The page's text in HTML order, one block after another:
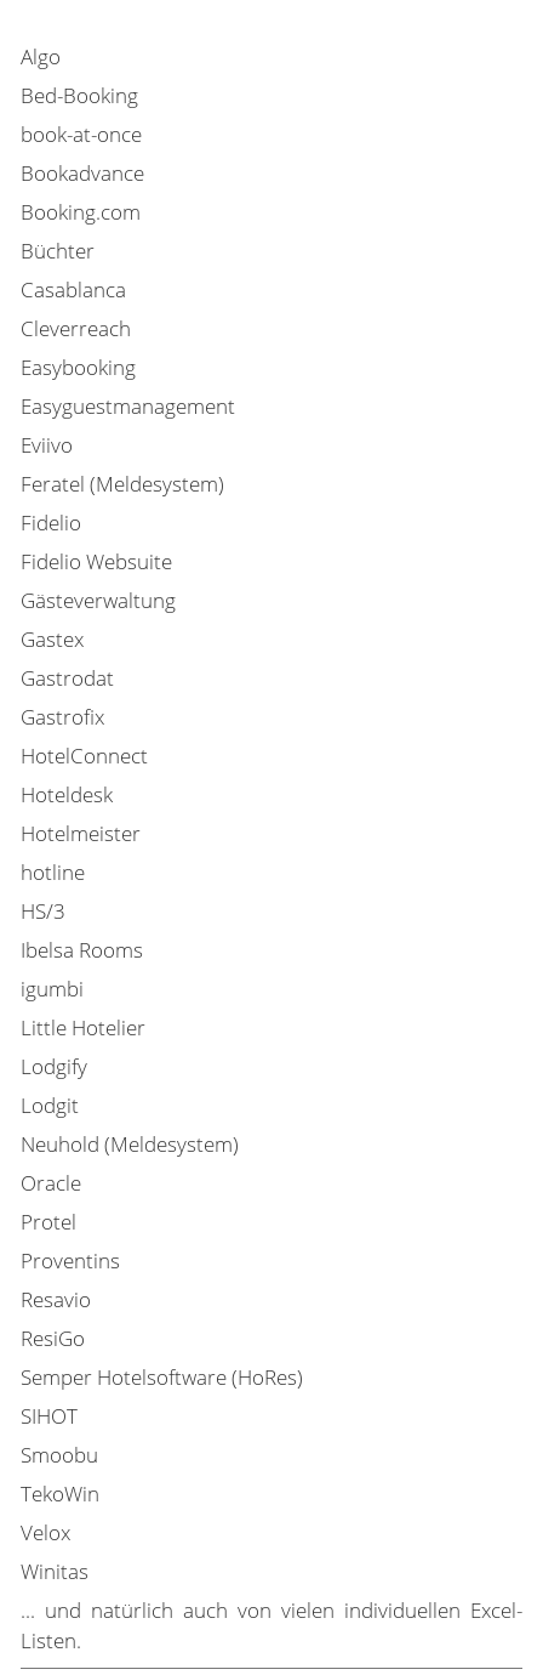
Algo
Bed-Booking
book-at-once
Bookadvance
Booking.com
Büchter
Casablanca
Cleverreach
Easybooking
Easyguestmanagement
Eviivo
Feratel (Meldesystem)
Fidelio
Fidelio Websuite
Gästeverwaltung
Gastex
Gastrodat
Gastrofix
HotelConnect
Hoteldesk
Hotelmeister
hotline
HS/3
Ibelsa Rooms
igumbi
Little Hotelier
Lodgify
Lodgit
Neuhold (Meldesystem)
Oracle
Protel
Proventins
Resavio
ResiGo
Semper Hotelsoftware (HoRes)
SIHOT
Smoobu
TekoWin
Velox
Winitas
... und natürlich auch von vielen individuellen Excel-
Listen.